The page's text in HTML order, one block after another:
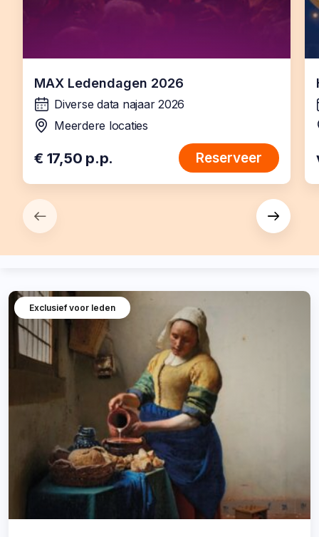
MAX Ledendagen 2026
wanneer:
Diverse data najaar 2026
locatie:
Meerdere locaties
€ 17,50 p.p. Reserveer
Exclusief voor leden